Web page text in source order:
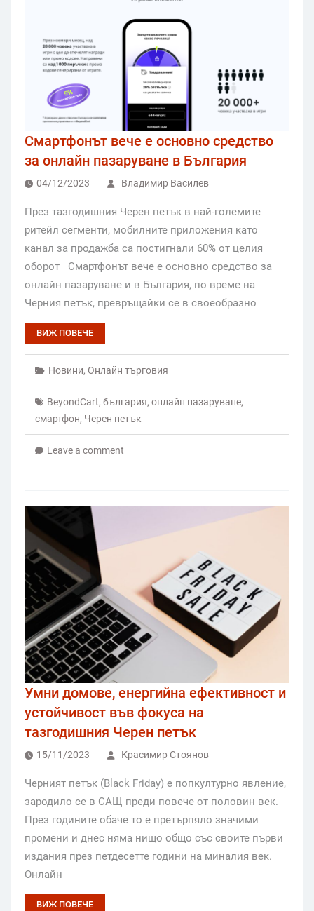
Смартфонът вече е основно средство
за онлайн пазаруване в България
04/12/2023 Владимир Василев
През тазгодишния Черен петък в най-големите
ритейл сегменти, мобилните приложения като
канал за продажба са постигнали 60% от целия
оборот Смартфонът вече е основно средство за
онлайн пазаруване и в България, по време на
Черния петък, превръщайки се в своеобразно
ВИЖ ПОВЕЧЕ
Новини, Онлайн търговия
BeyondCart, българия, онлайн пазаруване,
смартфон, Черен петък
Leave a comment
Умни домове, енергийна ефективност и
устойчивост във фокуса на
тазгодишния Черен петък
15/11/2023 Красимир Стоянов
Черният петък (Black Friday) е попкултурно явление,
зародило се в САЩ преди повече от половин век.
През годините обаче то е претърпяло значими
промени и днес няма нищо общо със своите първи
издания през петдесетте години на миналия век.
Онлайн
ВИЖ ПОВЕЧЕ